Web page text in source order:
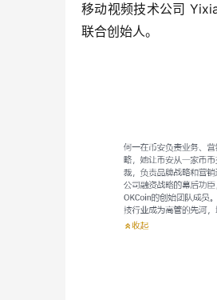
移动视频技术公司
联合创始人。